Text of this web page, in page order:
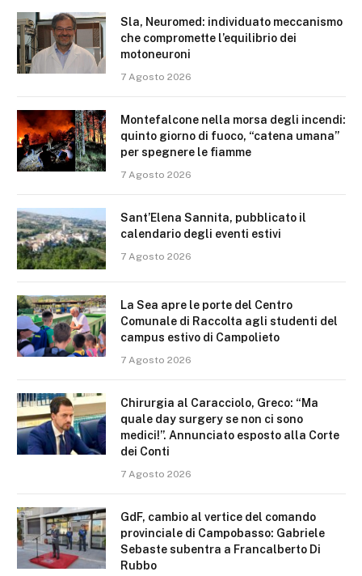
Sla, Neuromed: individuato meccanismo
che compromette l’equilibrio dei
motoneuroni
7 Agosto 2026
Montefalcone nella morsa degli incendi:
quinto giorno di fuoco, “catena umana”
per spegnere le fiamme
7 Agosto 2026
Sant’Elena Sannita, pubblicato il
calendario degli eventi estivi
7 Agosto 2026
La Sea apre le porte del Centro
Comunale di Raccolta agli studenti del
campus estivo di Campolieto
7 Agosto 2026
Chirurgia al Caracciolo, Greco: “Ma
quale day surgery se non ci sono
medici!”. Annunciato esposto alla Corte
dei Conti
7 Agosto 2026
GdF, cambio al vertice del comando
provinciale di Campobasso: Gabriele
Sebaste subentra a Francalberto Di
Rubbo